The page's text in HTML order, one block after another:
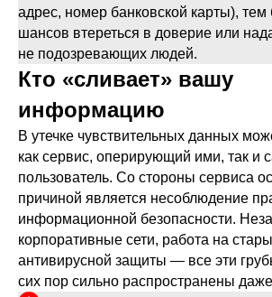
адрес, номер банковской карты),
шансов втереться в доверие или
не подозревающих людей.
Кто «сливает» вашу
информацию
В утечке чувствительных данных
как сервис, оперирующий ими, так и
пользователь. Со стороны сервиса
причиной является несоблюдение
информационной безопасности.
корпоративные сети, работа на
антивирусной защиты — все эти
сих пор сильно распространены